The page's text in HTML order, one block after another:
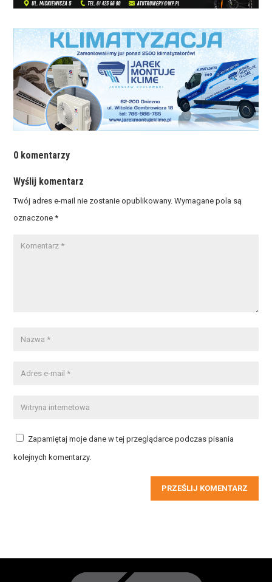
0 komentarzy
Wyślij komentarz
Twój adres e-mail nie zostanie opublikowany. Wymagane pola są
oznaczone*
Zapamiętaj moje dane w tej przeglądarce podczas pisania
kolejnych komentarzy.
PRZEŚLIJ KOMENTARZ